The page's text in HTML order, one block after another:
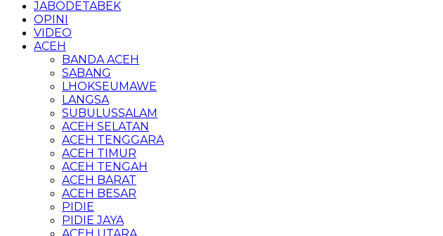
JABODETABEK
OPINI
VIDEO
ACEH
BANDA ACEH
SABANG
LHOKSEUMAWE
LANGSA
SUBULUSSALAM
ACEH SELATAN
ACEH TENGGARA
ACEH TIMUR
ACEH TENGAH
ACEH BARAT
ACEH BESAR
PIDIE
PIDIE JAYA